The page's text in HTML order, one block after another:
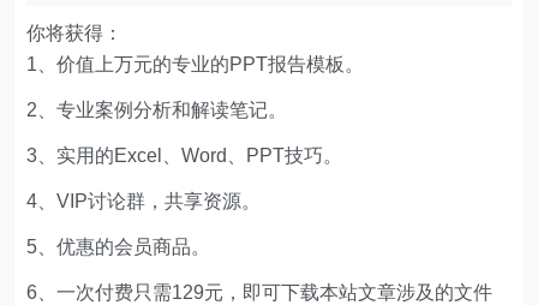
你将获得：
1、价值上万元的专业的PPT报告模板。
2、专业案例分析和解读笔记。
3、实用的Excel、Word、PPT技巧。
4、VIP讨论群，共享资源。
5、优惠的会员商品。
6、一次付费只需129元，即可下载本站文章涉及的文件